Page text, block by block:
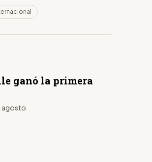
ganó la primera
agosto